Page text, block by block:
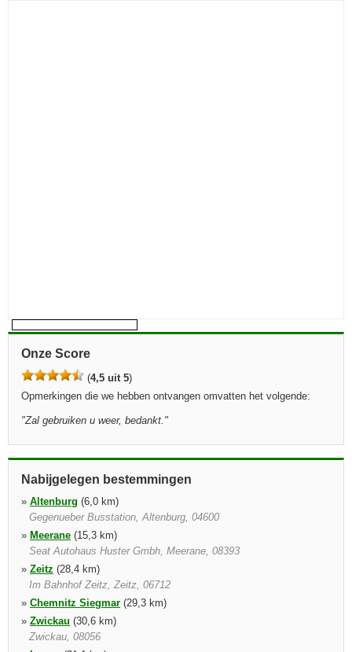
Onze Score
(4,5 uit 5)
Opmerkingen die we hebben ontvangen omvatten het volgende:
"Zal gebruiken u weer, bedankt. "
Nabijgelegen bestemmingen
» Altenburg (6,0 km)
Gegenueber Busstation, Altenburg, 04600
» Meerane (15,3 km)
Seat Autohaus Huster Gmbh, Meerane, 08393
» Zeitz (28,4 km)
Im Bahnhof Zeitz, Zeitz, 06712
» Chemnitz Siegmar (29,3 km)
» Zwickau (30,6 km)
Zwickau, 08056